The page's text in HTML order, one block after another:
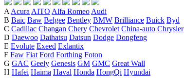
AAcuraAITO Alfa RomeoAudi
B Baic Baw Belgee Bentley BMW Brilliance Buick Byd
C Cadillac Changan Chery Chevrolet China-auto Chrysler
D Daewoo Daihatsu Datsun Dodge Dongfeng
E Evolute Exeed Exlantix
F Faw Fiat Ford Forthing Foton
G GAC Geely Genesis GM GMC Great Wall
H Hafei Haima Haval Honda HongQi Hyundai